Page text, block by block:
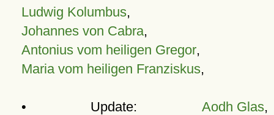
Ludwig Kolumbus,
Johannes von Cabra,
Antonius vom heiligen Gregor,
Maria vom heiligen Franziskus,
• Update: Aodh Glas,